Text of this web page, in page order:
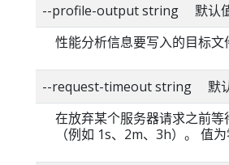
--profile-output string 默认
性能分析信息要写入的目标文
--request-timeout string 默
在放弃某个服务器请求之前
（例如 1s、2m、3h）。 值